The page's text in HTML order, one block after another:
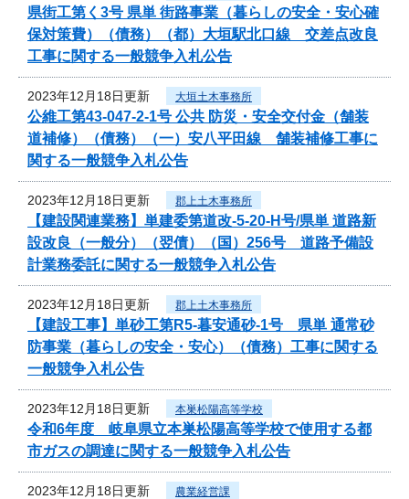
県街工第く3号 県単 街路事業（暮らしの安全・安心確
保対策費）（債務）（都）大垣駅北口線 交差点改良
工事に関する一般競争入札公告
2023年12月18日更新 大垣土木事務所
公維工第43-047-2-1号 公共 防災・安全交付金（舗装
道補修）（債務）（一）安八平田線 舗装補修工事に
関する一般競争入札公告
2023年12月18日更新 郡上土木事務所
【建設関連業務】単建委第道改-5-20-H号/県単 道路新
設改良（一般分）（翌債）（国）256号 道路予備設
計業務委託に関する一般競争入札公告
2023年12月18日更新 郡上土木事務所
【建設工事】単砂工第R5-暮安通砂-1号 県単 通常砂
防事業（暮らしの安全・安心）（債務）工事に関する
一般競争入札公告
2023年12月18日更新 本巣松陽高等学校
令和6年度 岐阜県立本巣松陽高等学校で使用する都
市ガスの調達に関する一般競争入札公告
2023年12月18日更新 農業経営課